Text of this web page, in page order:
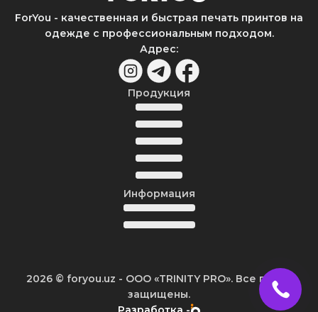
ForYou - качественная и быстрая печать принтов на
одежде с профессиональным подходом.
Адрес:
Продукция
Информация
2026 © foryou.uz - ООО «TRINITY PRO». Все права
защищены.